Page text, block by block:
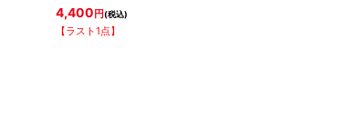
4,400 円(税込)
【ラスト1点】